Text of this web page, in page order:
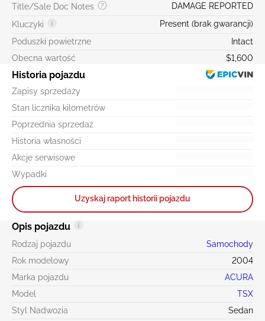
Title/Sale Doc Notes
DAMAGE REPORTED
Kluczyki
Present (brak gwarancji)
Poduszki powietrzne
Intact
Obecna wartość
$1,600
Historia pojazdu
Zapisy sprzedaży
Stan licznika kilometrów
Poprzednia sprzedaż
Historia własności
Akcje serwisowe
Wypadki
Uzyskaj raport historii pojazdu
Opis pojazdu
Rodzaj pojazdu
Samochody
Rok modelowy
2004
Marka pojazdu
ACURA
Model
TSX
Styl Nadwozia
Sedan